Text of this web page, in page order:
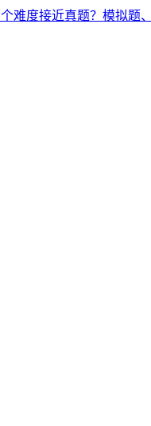
难度接近真题？模拟题